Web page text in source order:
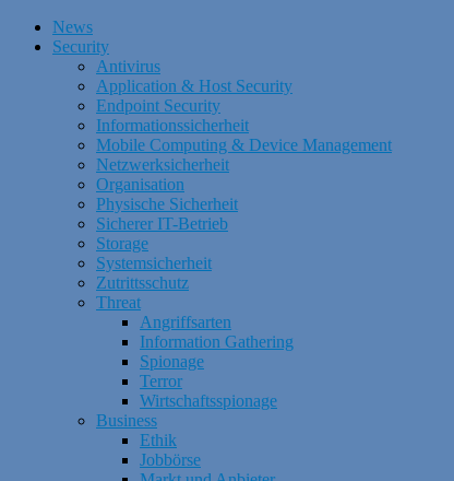
News
Security
Antivirus
Application & Host Security
Endpoint Security
Informationssicherheit
Mobile Computing & Device Management
Netzwerksicherheit
Organisation
Physische Sicherheit
Sicherer IT-Betrieb
Storage
Systemsicherheit
Zutrittsschutz
Threat
Angriffsarten
Information Gathering
Spionage
Terror
Wirtschaftsspionage
Business
Ethik
Jobbörse